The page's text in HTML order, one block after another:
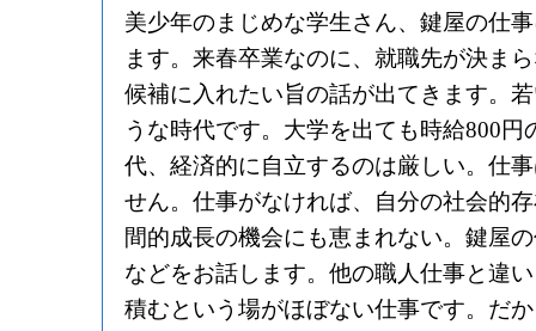
美少年のまじめな学生さん、鍵屋の仕
ます。来春卒業なのに、就職先が決ま
候補に入れたい旨の話が出てきます。
うな時代です。大学を出ても時給800円
代、経済的に自立するのは厳しい。仕
せん。仕事がなければ、自分の社会的
間的成長の機会にも恵まれない。鍵屋
などをお話します。他の職人仕事と違
積むという場がほぼない仕事です。だ